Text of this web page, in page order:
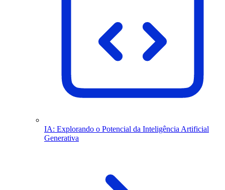
IA: Explorando o Potencial da Inteligência Artificial
Generativa